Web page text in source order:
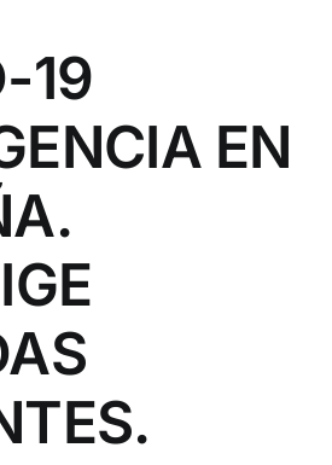
19
EN